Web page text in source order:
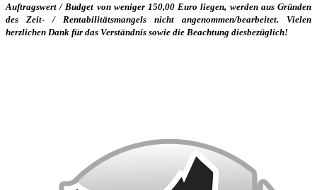
Auftragswert / Budget von weniger 150,00 Euro liegen, werden aus Gründen
des Zeit- / Rentabilitätsmangels nicht angenommen/bearbeitet. Vielen
herzlichen Dank für das Verständnis sowie die Beachtung diesbezüglich!